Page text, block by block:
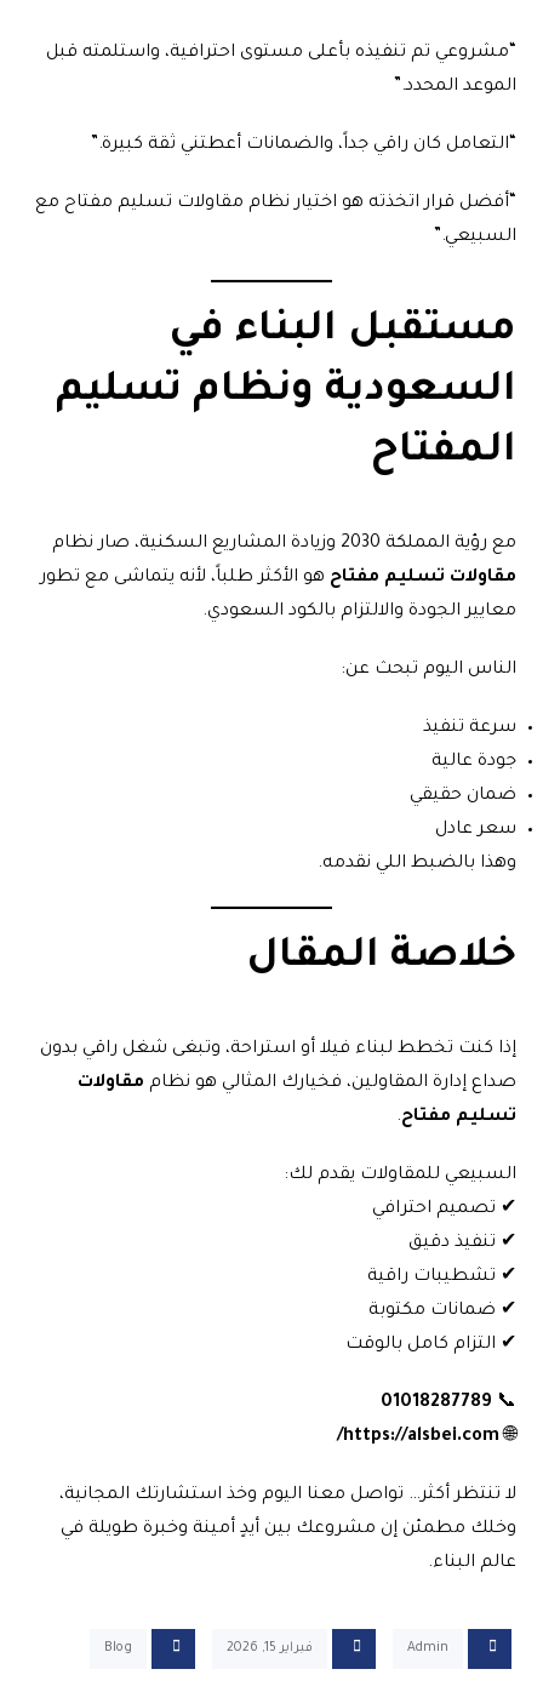
“مشروعي تم تنفيذه بأعلى مستوى احترافية، واستلمته قبل
الموعد المحدد.”
“التعامل كان راقي جداً، والضمانات أعطتني ثقة كبيرة.”
“أفضل قرار اتخذته هو اختيار نظام مقاولات تسليم مفتاح مع
السبيعي.”
مستقبل البناء في
السعودية ونظام تسليم
المفتاح
مع رؤية المملكة 2030 وزيادة المشاريع السكنية، صار نظام
مقاولات تسليم مفتاح هو الأكثر طلباً، لأنه يتماشى مع تطور
معايير الجودة والالتزام بالكود السعودي.
الناس اليوم تبحث عن:
سرعة تنفيذ
جودة عالية
ضمان حقيقي
سعر عادل
وهذا بالضبط اللي نقدمه.
خلاصة المقال
إذا كنت تخطط لبناء فيلا أو استراحة، وتبغى شغل راقي بدون
صداع إدارة المقاولين، فخيارك المثالي هو نظام مقاولات
تسليم مفتاح.
السبيعي للمقاولات يقدم لك:
✔ تصميم احترافي
✔ تنفيذ دقيق
✔ تشطيبات راقية
✔ ضمانات مكتوبة
✔ التزام كامل بالوقت
📞
01018287789
🌐
https://alsbei.com/
لا تنتظر أكثر… تواصل معنا اليوم وخذ استشارتك المجانية،
وخلك مطمئن إن مشروعك بين أيدٍ أمينة وخبرة طويلة في
عالم البناء.
Admin فبراير 15, 2026 Blog